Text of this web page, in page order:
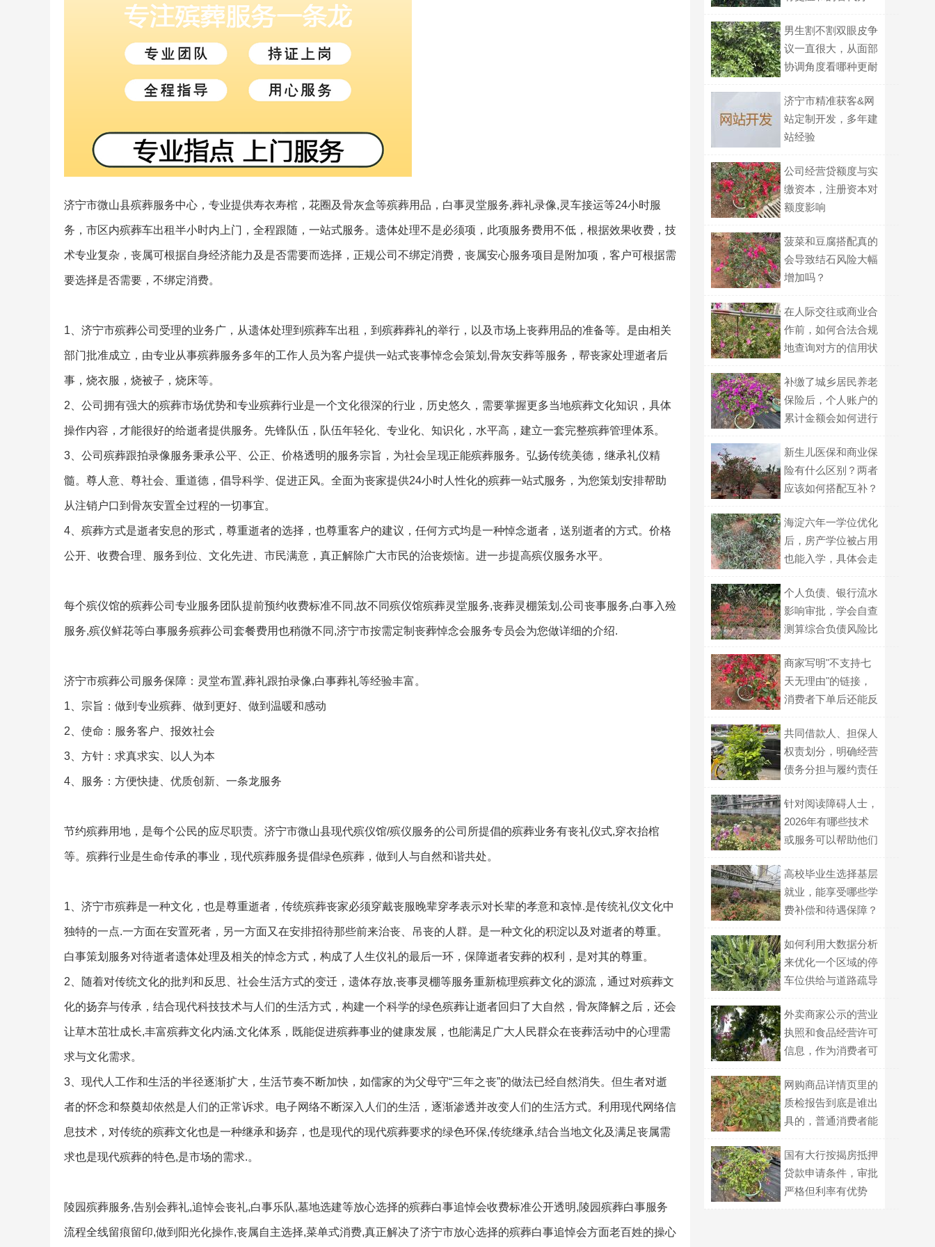
济宁市微山县殡葬服务中心，专业提供寿衣寿棺，花圈及骨灰盒等殡葬用品，白事灵堂服务,葬礼录像,灵车接运等24小时服
务，市区内殡葬车出租半小时内上门，全程跟随，一站式服务。遗体处理不是必须项，此项服务费用不低，根据效果收费，技
术专业复杂，丧属可根据自身经济能力及是否需要而选择，正规公司不绑定消费，丧属安心服务项目是附加项，客户可根据需
要选择是否需要，不绑定消费。
1、济宁市殡葬公司受理的业务广，从遗体处理到殡葬车出租，到殡葬葬礼的举行，以及市场上丧葬用品的准备等。是由相关
部门批准成立，由专业从事殡葬服务多年的工作人员为客户提供一站式丧事悼念会策划,骨灰安葬等服务，帮丧家处理逝者后
事，烧衣服，烧被子，烧床等。
2、公司拥有强大的殡葬市场优势和专业殡葬行业是一个文化很深的行业，历史悠久，需要掌握更多当地殡葬文化知识，具体
操作内容，才能很好的给逝者提供服务。先锋队伍，队伍年轻化、专业化、知识化，水平高，建立一套完整殡葬管理体系。
3、公司殡葬跟拍录像服务秉承公平、公正、价格透明的服务宗旨，为社会呈现正能殡葬服务。弘扬传统美德，继承礼仪精
髓。尊人意、尊社会、重道德，倡导科学、促进正风。全面为丧家提供24小时人性化的殡葬一站式服务，为您策划安排帮助
从注销户口到骨灰安置全过程的一切事宜。
4、殡葬方式是逝者安息的形式，尊重逝者的选择，也尊重客户的建议，任何方式均是一种悼念逝者，送别逝者的方式。价格
公开、收费合理、服务到位、文化先进、市民满意，真正解除广大市民的治丧烦恼。进一步提高殡仪服务水平。
每个殡仪馆的殡葬公司专业服务团队提前预约收费标准不同,故不同殡仪馆殡葬灵堂服务,丧葬灵棚策划,公司丧事服务,白事入殓
服务,殡仪鲜花等白事服务殡葬公司套餐费用也稍微不同,济宁市按需定制丧葬悼念会服务专员会为您做详细的介绍.
济宁市殡葬公司服务保障：灵堂布置,葬礼跟拍录像,白事葬礼等经验丰富。
1、宗旨：做到专业殡葬、做到更好、做到温暖和感动
2、使命：服务客户、报效社会
3、方针：求真求实、以人为本
4、服务：方便快捷、优质创新、一条龙服务
节约殡葬用地，是每个公民的应尽职责。济宁市微山县现代殡仪馆/殡仪服务的公司所提倡的殡葬业务有丧礼仪式,穿衣抬棺
等。殡葬行业是生命传承的事业，现代殡葬服务提倡绿色殡葬，做到人与自然和谐共处。
1、济宁市殡葬是一种文化，也是尊重逝者，传统殡葬丧家必须穿戴丧服晚辈穿孝表示对长辈的孝意和哀悼.是传统礼仪文化中
独特的一点.一方面在安置死者，另一方面又在安排招待那些前来治丧、吊丧的人群。是一种文化的积淀以及对逝者的尊重。
白事策划服务对待逝者遗体处理及相关的悼念方式，构成了人生仪礼的最后一环，保障逝者安葬的权利，是对其的尊重。
2、随着对传统文化的批判和反思、社会生活方式的变迁，遗体存放,丧事灵棚等服务重新梳理殡葬文化的源流，通过对殡葬文
化的扬弃与传承，结合现代科技技术与人们的生活方式，构建一个科学的绿色殡葬让逝者回归了大自然，骨灰降解之后，还会
让草木茁壮成长,丰富殡葬文化内涵.文化体系，既能促进殡葬事业的健康发展，也能满足广大人民群众在丧葬活动中的心理需
求与文化需求。
3、现代人工作和生活的半径逐渐扩大，生活节奏不断加快，如儒家的为父母守“三年之丧”的做法已经自然消失。但生者对逝
者的怀念和祭奠却依然是人们的正常诉求。电子网络不断深入人们的生活，逐渐渗透并改变人们的生活方式。利用现代网络信
息技术，对传统的殡葬文化也是一种继承和扬弃，也是现代的现代殡葬要求的绿色环保,传统继承,结合当地文化及满足丧属需
求也是现代殡葬的特色,是市场的需求.。
陵园殡葬服务,告别会葬礼,追悼会丧礼,白事乐队,墓地选建等放心选择的殡葬白事追悼会收费标准公开透明,陵园殡葬白事服务
流程全线留痕留印,做到阳光化操作,丧属自主选择,菜单式消费,真正解决了济宁市放心选择的殡葬白事追悼会方面老百姓的操心
男生割不割双眼皮争
议一直很大，从面部
协调角度看哪种更耐
济宁市精准获客&网
站定制开发，多年建
站经验
公司经营贷额度与实
缴资本，注册资本对
额度影响
菠菜和豆腐搭配真的
会导致结石风险大幅
增加吗？
在人际交往或商业合
作前，如何合法合规
地查询对方的信用状
补缴了城乡居民养老
保险后，个人账户的
累计金额会如何进行
新生儿医保和商业保
险有什么区别？两者
应该如何搭配互补？
海淀六年一学位优化
后，房产学位被占用
也能入学，具体会走
个人负债、银行流水
影响审批，学会自查
测算综合负债风险比
商家写明"不支持七
天无理由"的链接，
消费者下单后还能反
共同借款人、担保人
权责划分，明确经营
债务分担与履约责任
针对阅读障碍人士，
2026年有哪些技术
或服务可以帮助他们
息？
高校毕业生选择基层
就业，能享受哪些学
费补偿和待遇保障？
如何利用大数据分析
来优化一个区域的停
车位供给与道路疏导
外卖商家公示的营业
执照和食品经营许可
信息，作为消费者可
对真伪？
网购商品详情页里的
质检报告到底是谁出
具的，普通消费者能
国有大行按揭房抵押
贷款申请条件，审批
严格但利率有优势